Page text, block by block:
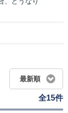
最新順
全15件